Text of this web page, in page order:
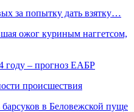
за попытку дать взятку…
ожог куриным наггетсом,
году – прогноз ЕАБР
происшествия
в Беловежской пуще